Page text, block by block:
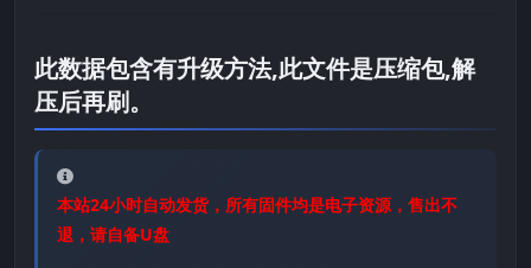
此数据包含有升级方法,此文件是压缩包,解
压后再刷。
本站24小时自动发货，所有固件均是电子资源，售出不
退，请自备U盘